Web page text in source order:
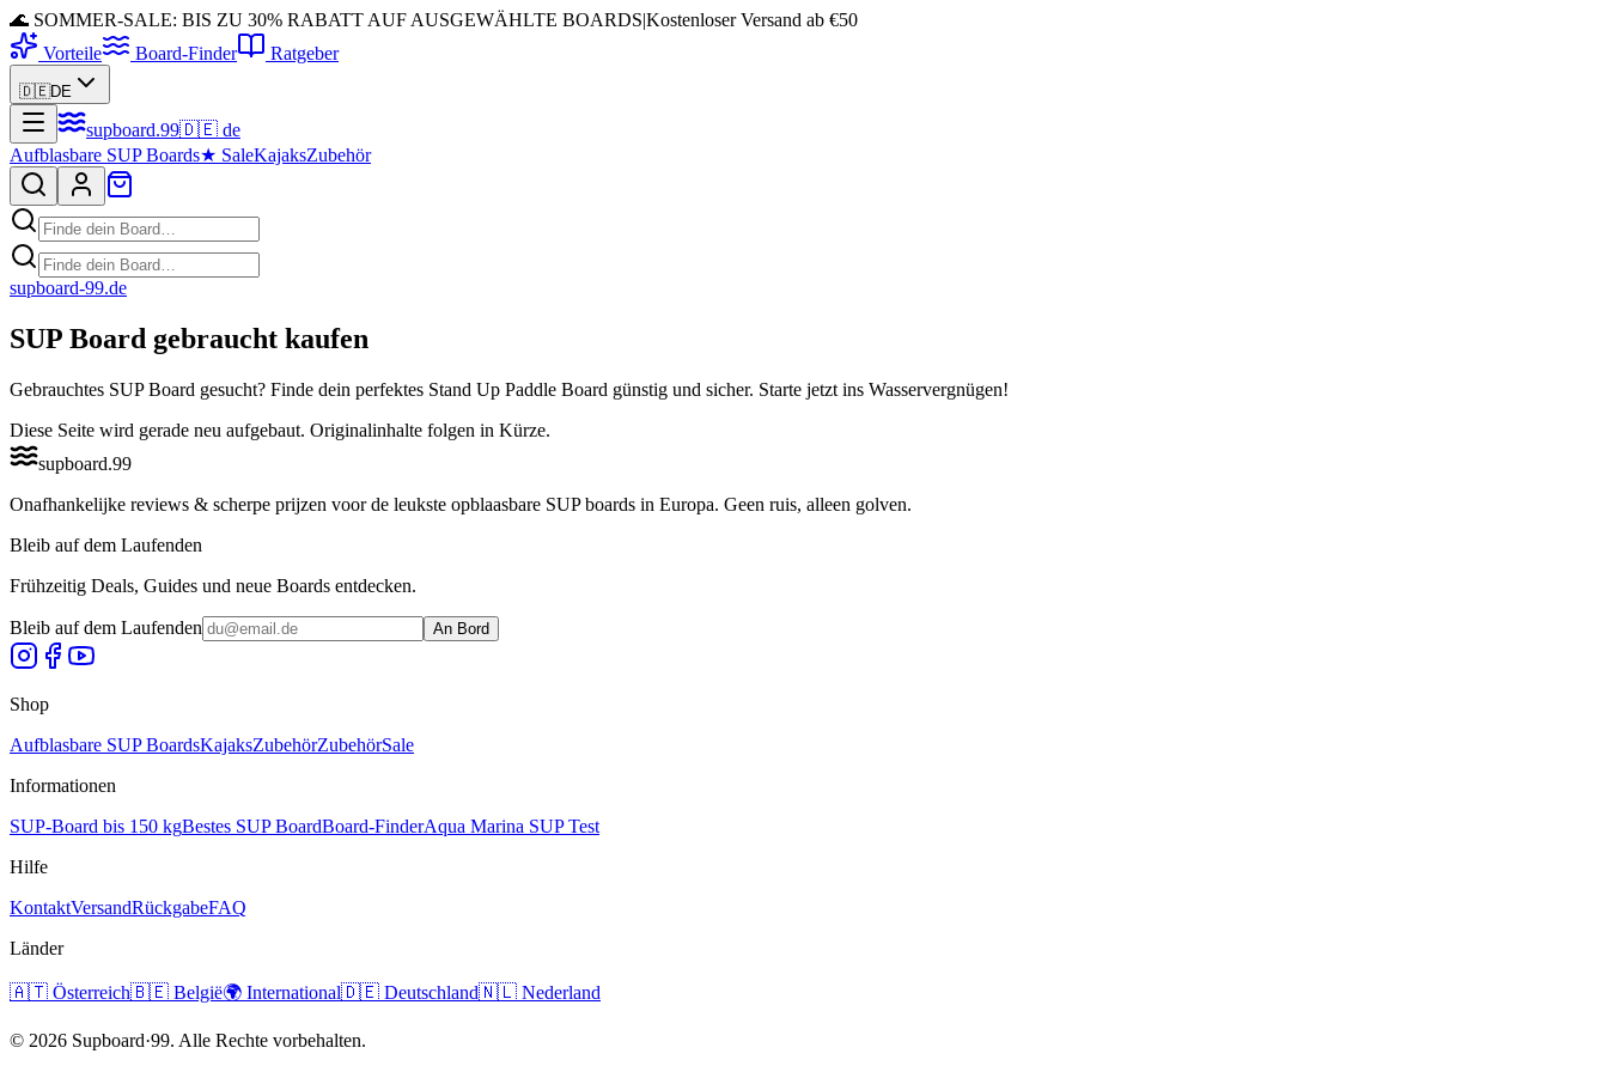
🌊 SOMMER-SALE: BIS ZU 30% RABATT AUF AUSGEWÄHLTE BOARDS|Kostenloser Versand ab €50
Vorteile
Board-Finder Ratgeber
🇩🇪DE
supboard.99🇩🇪 de
Aufblasbare SUP Boards★ SaleKajaksZubehör
supboard-99.de
SUP Board gebraucht kaufen
Gebrauchtes SUP Board gesucht? Finde dein perfektes Stand Up Paddle Board günstig und sicher. Starte jetzt ins Wasservergnügen!
Diese Seite wird gerade neu aufgebaut. Originalinhalte folgen in Kürze.
supboard.99
Onafhankelijke reviews & scherpe prijzen voor de leukste opblaasbare SUP boards in Europa. Geen ruis, alleen golven.
Bleib auf dem Laufenden
Frühzeitig Deals, Guides und neue Boards entdecken.
Bleib auf dem Laufenden An Bord
Shop
Aufblasbare SUP BoardsKajaksZubehörZubehörSale
Informationen
SUP-Board bis 150 kgBestes SUP BoardBoard-FinderAqua Marina SUP Test
Hilfe
KontaktVersandRückgabeFAQ
Länder
🇦🇹 Österreich🇧🇪 België🌍 International🇩🇪 Deutschland🇳🇱 Nederland
© 2026 Supboard·99. Alle Rechte vorbehalten.